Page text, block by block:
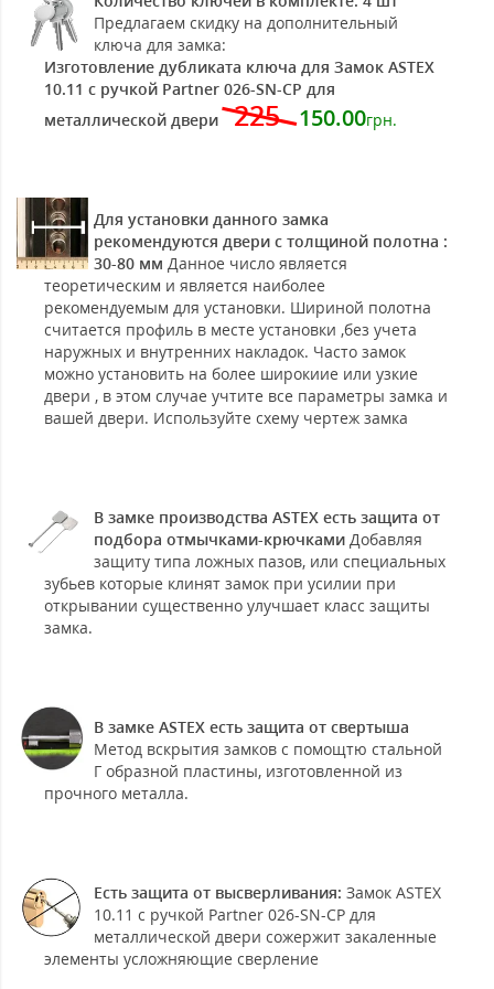
Предлагаем скидку на дополнительный
ключа для замка:
Изготовление дубликата ключа для Замок ASTEX
10.11 с ручкой Partner 026-SN-CP для
металлической двери
225 150.00грн.
Для установки данного замка
рекомендуются двери с толщиной полотна :
30-80 мм Данное число является
теоретическим и является наиболее
рекомендуемым для установки. Шириной полотна
считается профиль в месте установки ,без учета
наружных и внутренних накладок. Часто замок
можно установить на более широкиие или узкие
двери , в этом случае учтите все параметры замка и
вашей двери. Используйте схему чертеж замка
В замке производства ASTEX есть защита от
подбора отмычками-крючками Добавляя
защиту типа ложных пазов, или специальных
зубьев которые клинят замок при усилии при
открывании существенно улучшает класс защиты
замка.
В замке ASTEX есть защита от свертыша
Метод вскрытия замков с помощтю стальной
Г образной пластины, изготовленной из
прочного металла.
Есть защита от высверливания: Замок ASTEX
10.11 с ручкой Partner 026-SN-CP для
металлической двери сожержит закаленные
элементы усложняющие сверление